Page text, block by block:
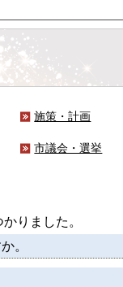
施策・計画
市議会・選挙
りました。
。